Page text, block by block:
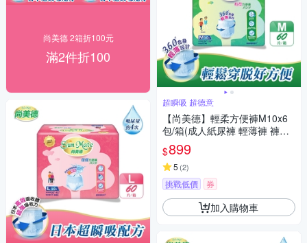
尚美德 2箱折100元
滿2件折100
超瞬吸 超德意
【尚美德】輕柔方便褲M10x6
包/箱(成人紙尿褲 輕薄褲 褲型
紙尿褲)
$899
5 (2)
挑戰低價 券
加入購物車